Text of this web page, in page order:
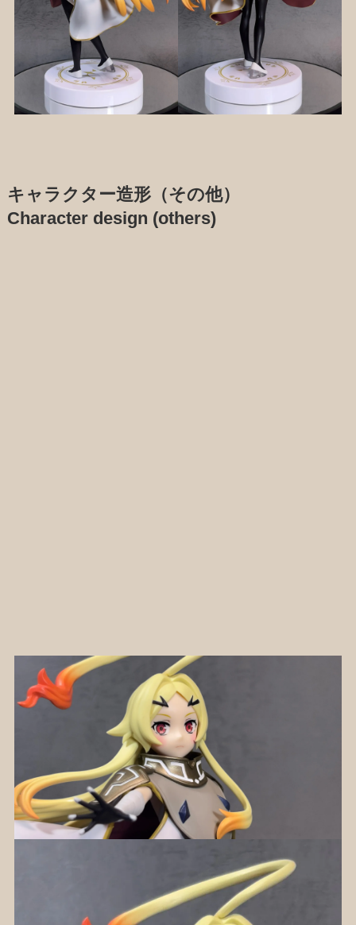
キャラクター造形（その他）
Character design (others)